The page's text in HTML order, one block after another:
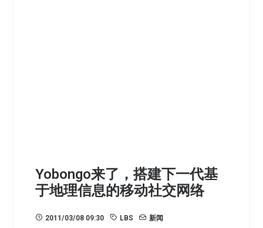
Yobongo来了，搭建下一代基
于地理信息的移动社交网络
2011/03/08 09:30 LBS 新闻